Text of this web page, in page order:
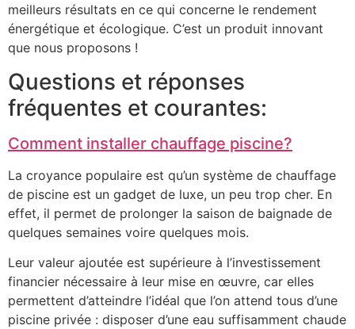
meilleurs résultats en ce qui concerne le rendement
énergétique et écologique. C’est un produit innovant
que nous proposons !
Questions et réponses
fréquentes et courantes:
Comment installer chauffage piscine?
La croyance populaire est qu’un système de chauffage
de piscine est un gadget de luxe, un peu trop cher. En
effet, il permet de prolonger la saison de baignade de
quelques semaines voire quelques mois.
Leur valeur ajoutée est supérieure à l’investissement
financier nécessaire à leur mise en œuvre, car elles
permettent d’atteindre l’idéal que l’on attend tous d’une
piscine privée : disposer d’une eau suffisamment chaude